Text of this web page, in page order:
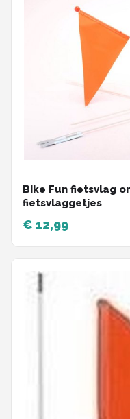
Bike Fun fietsvlag
fietsvlaggetjes
€ 12,99